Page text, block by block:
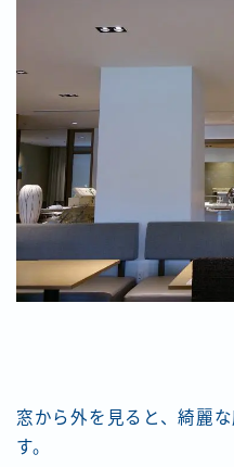
窓から外を見ると、綺麗
す。